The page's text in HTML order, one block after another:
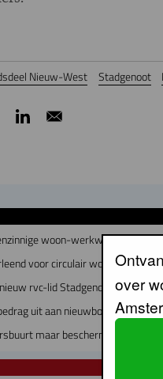
Nieuw-West Stadgenoot
woon-werkwijk worden
voor circulair woon-
rvc-lid Stadgenoot
uit aan nieuwbouw en
maar beschermt sociale
over